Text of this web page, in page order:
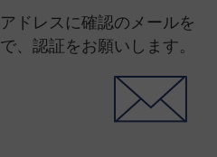
ドレスに確認のメールを
、認証をお願いします。